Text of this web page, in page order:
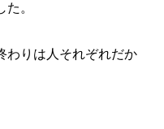
。
わりは人それぞれだか